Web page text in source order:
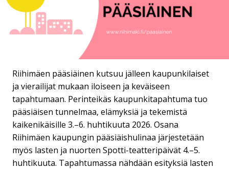
Riihimäen pääsiäinen kutsuu jälleen kaupunkilaiset
ja vierailijat mukaan iloiseen ja keväiseen
tapahtumaan. Perinteikäs kaupunkitapahtuma tuo
pääsiäisen tunnelmaa, elämyksiä ja tekemistä
kaikenikäisille 3.–6. huhtikuuta 2026. Osana
Riihimäen kaupungin pääsiäishulinaa järjestetään
myös lasten ja nuorten Spotti-teatteripäivät 4.–5.
huhtikuuta. Tapahtumassa nähdään esityksiä lasten